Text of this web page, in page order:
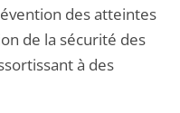
des atteintes
de la sécurité des
à des